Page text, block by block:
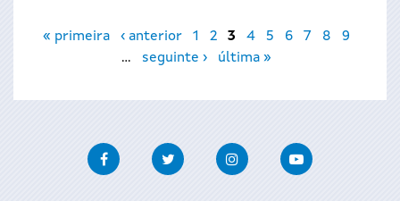
Páxinas
« primeira ‹ anterior 1 2 3 4 5 6 7 8
9
…
seguinte › última »
FacebookTwitter InstagramYoutube